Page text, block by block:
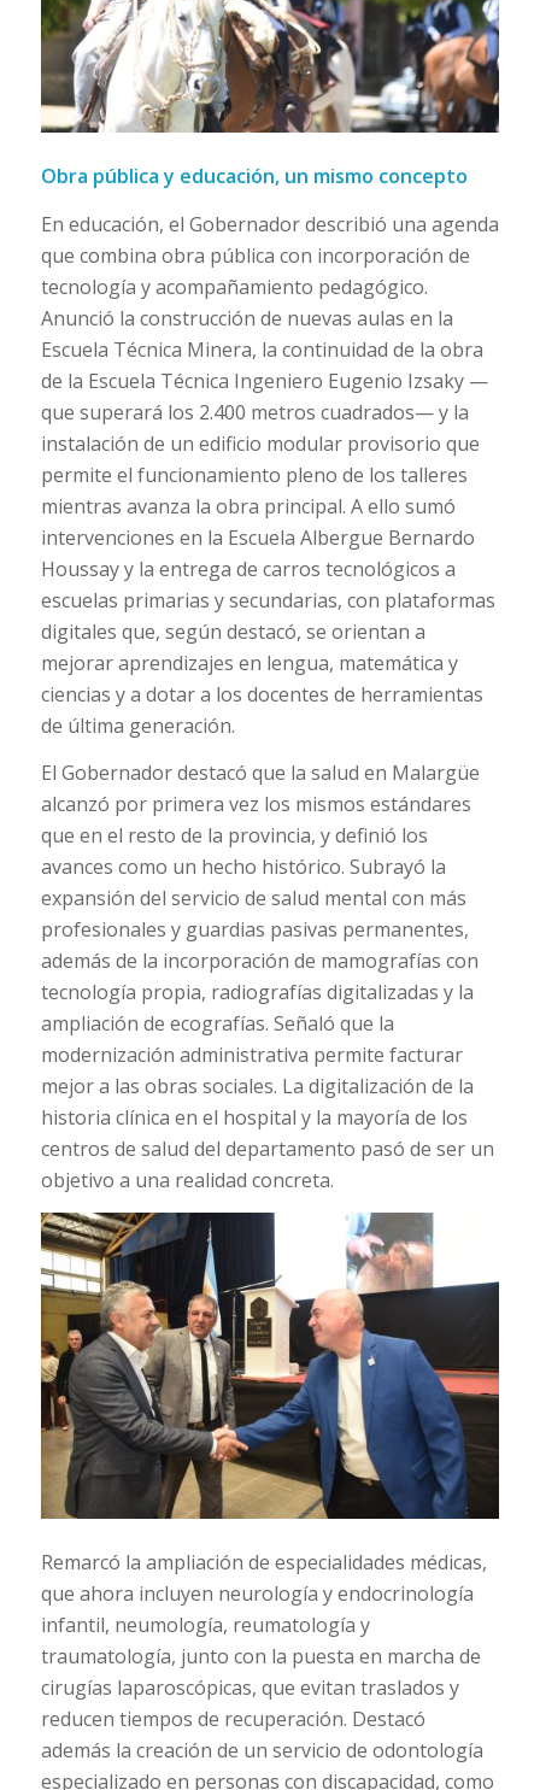
Obra pública y educación, un mismo concepto
En educación, el Gobernador describió una agenda
que combina obra pública con incorporación de
tecnología y acompañamiento pedagógico.
Anunció la construcción de nuevas aulas en la
Escuela Técnica Minera, la continuidad de la obra
de la Escuela Técnica Ingeniero Eugenio Izsaky —
que superará los 2.400 metros cuadrados— y la
instalación de un edificio modular provisorio que
permite el funcionamiento pleno de los talleres
mientras avanza la obra principal. A ello sumó
intervenciones en la Escuela Albergue Bernardo
Houssay y la entrega de carros tecnológicos a
escuelas primarias y secundarias, con plataformas
digitales que, según destacó, se orientan a
mejorar aprendizajes en lengua, matemática y
ciencias y a dotar a los docentes de herramientas
de última generación.
El Gobernador destacó que la salud en Malargüe
alcanzó por primera vez los mismos estándares
que en el resto de la provincia, y definió los
avances como un hecho histórico. Subrayó la
expansión del servicio de salud mental con más
profesionales y guardias pasivas permanentes,
además de la incorporación de mamografías con
tecnología propia, radiografías digitalizadas y la
ampliación de ecografías. Señaló que la
modernización administrativa permite facturar
mejor a las obras sociales. La digitalización de la
historia clínica en el hospital y la mayoría de los
centros de salud del departamento pasó de ser un
objetivo a una realidad concreta.
Remarcó la ampliación de especialidades médicas,
que ahora incluyen neurología y endocrinología
infantil, neumología, reumatología y
traumatología, junto con la puesta en marcha de
cirugías laparoscópicas, que evitan traslados y
reducen tiempos de recuperación. Destacó
además la creación de un servicio de odontología
especializado en personas con discapacidad, como